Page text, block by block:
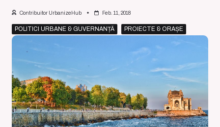
Contribuitor UrbanizeHub Feb. 11, 2018
POLITICI URBANE & GUVERNANȚĂ PROIECTE & ORAȘE